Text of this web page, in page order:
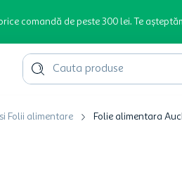
comandă de peste 300 lei. Te
Cauta produse
Folii alimentare Folie alimentara